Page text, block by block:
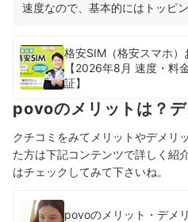
速度なので、基本的にはトッピ
格安SIM（格安スマホ
【2026年8月 速度・料
証】
povoのメリットは？
クチコミをみてメリットやデメリ
た方は下記コンテンツで詳しく紹
はチェックしてみて下さいね。
povoのメリット・デメ